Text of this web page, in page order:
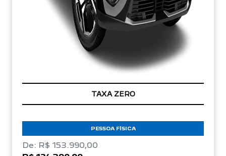
TAXA ZERO
PESSOA FÍSICA
De: R$ 153.990,00